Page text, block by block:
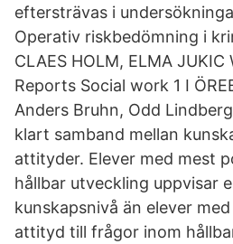
eftersträvas i
Operativ riskbedömning i
CLAES HOLM, ELMA
Reports Social work 1 I
Anders Bruhn, Odd
klart samband mellan
attityder. Elever med mest
hållbar utveckling uppvisar
kunskapsnivå än elever
attityd till frågor inom